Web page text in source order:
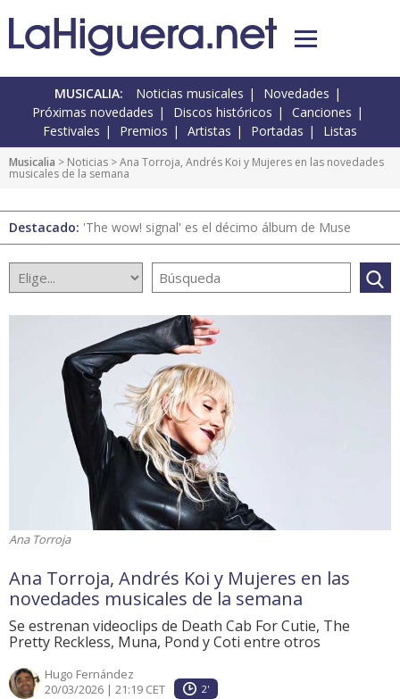
MUSICALIA: Noticias musicales
Novedades
Próximas novedades
Discos históricos
Canciones
Festivales
Premios Artistas Portadas Listas
Musicalia > Noticias > Ana Torroja, Andrés Koi y Mujeres en las novedades
musicales de la semana
Destacado: 'The wow! signal' es el décimo álbum de Muse
Ana Torroja
Ana Torroja, Andrés Koi y Mujeres en las
novedades musicales de la semana
Se estrenan videoclips de Death Cab For Cutie, The
Pretty Reckless, Muna, Pond y Coti entre otros
Hugo Fernández
20/03/2026 | 21:19 CET
2'